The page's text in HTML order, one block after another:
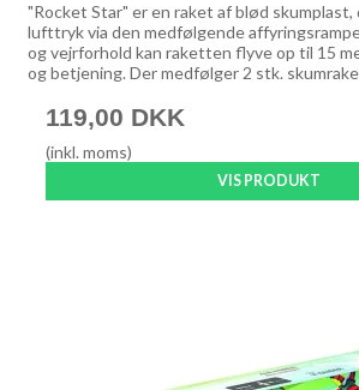
"Rocket Star" er en raket af blød skumplast,
lufttryk via den medfølgende
og vejrforhold kan raketten flyve op til 15
og betjening. Der medfølger 2 stk.
119,00 DKK
(inkl. moms)
VIS PRODUKT